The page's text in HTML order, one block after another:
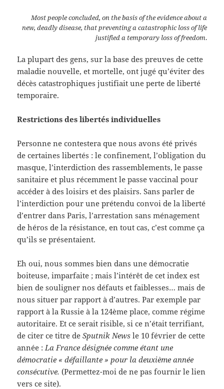
Most people concluded, on the basis of the evidence about a
new, deadly disease, that preventing a catastrophic loss of life
justified a temporary loss of freedom.
La plupart des gens, sur la base des preuves de cette
maladie nouvelle, et mortelle, ont jugé qu’éviter des
décès catastrophiques justifiait une perte de liberté
temporaire.
Restrictions des libertés individuelles
Personne ne contestera que nous avons été privés
de certaines libertés : le confinement, l’obligation du
masque, l’interdiction des rassemblements, le passe
sanitaire et plus récemment le passe vaccinal pour
accéder à des loisirs et des plaisirs. Sans parler de
l’interdiction pour une prétendu convoi de la liberté
d’entrer dans Paris, l’arrestation sans ménagement
de héros de la résistance, en tout cas, c’est comme ça
qu’ils se présentaient.
Eh oui, nous sommes bien dans une démocratie
boiteuse, imparfaite ; mais l’intérêt de cet index est
bien de souligner nos défauts et faiblesses… mais de
nous situer par rapport à d’autres. Par exemple par
rapport à la Russie à la 124ème place, comme régime
autoritaire. Et ce serait risible, si ce n’était terrifiant,
de citer ce titre deSputnik News le 10 février de cette
année : La France désignée comme étant une
démocratie « défaillante » pour la deuxième année
consécutive. (Permettez-moi de ne pas fournir le lien
vers ce site).